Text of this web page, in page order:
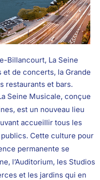
Billancourt, La Seine
de concerts, la Grande
restaurants et bars.
Seine Musicale, conçue
est un nouveau lieu
accueillir tous les
Cette culture pour
permanente se
l’Auditorium, les Studios
et les jardins qui en